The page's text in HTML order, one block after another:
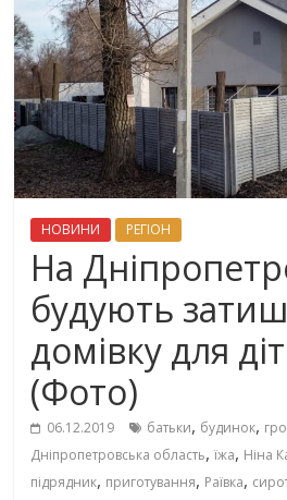
НОВИНИ РЕГІОН
На
будують
домівку для
(Фото)
06.12.2019 батьки, будинок,
Дніпропетровська область,їжа, Ніна
підрядник, приготування, Раївка,